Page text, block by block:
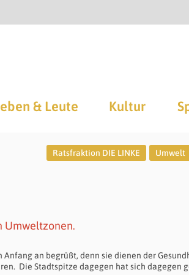
& Leute Kultur
Ratsfraktion DIE LINKE Umwelt
Umweltzonen.
an begrüßt, denn sie dienen der
Die Stadtspitze dagegen hat sich dagegen